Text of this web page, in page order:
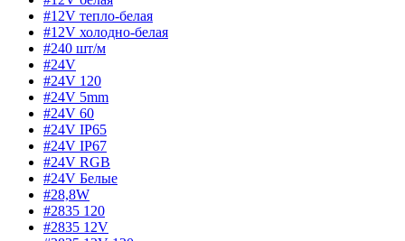
#12V тепло-белая
#12V холодно-белая
#240 шт/м
#24V
#24V 120
#24V 5mm
#24V 60
#24V IP65
#24V IP67
#24V RGB
#24V Белые
#28,8W
#2835 120
#2835 12V